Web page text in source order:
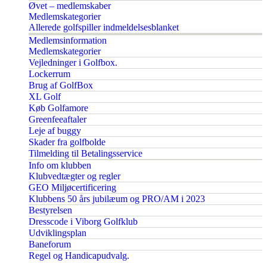
Øvet – medlemskaber
Medlemskategorier
Allerede golfspiller indmeldelsesblanket
Medlemsinformation
Medlemskategorier
Vejledninger i Golfbox.
Lockerrum
Brug af GolfBox
XL Golf
Køb Golfamore
Greenfeeaftaler
Leje af buggy
Skader fra golfbolde
Tilmelding til Betalingsservice
Info om klubben
Klubvedtægter og regler
GEO Miljøcertificering
Klubbens 50 års jubilæum og PRO/AM i 2023
Bestyrelsen
Dresscode i Viborg Golfklub
Udviklingsplan
Baneforum
Regel og Handicapudvalg.